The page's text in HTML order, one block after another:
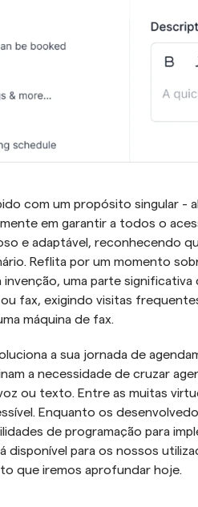
com um propósito singular -
em garantir a todos o
e adaptável, reconhecendo
Reflita por um momento
invenção, uma parte
fax, exigindo visitas
máquina de fax.
a sua jornada de
a necessidade de cruzar
ou texto. Entre as muitas
Enquanto os
de programação para
disponível para os nossos
que iremos aprofundar hoje.